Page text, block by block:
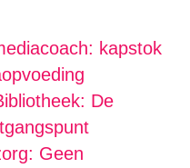
kapstok
De
Geen